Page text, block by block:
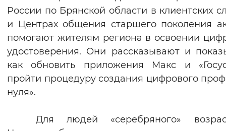
России по Брянской области в клиентских
и Центрах общения старшего поколения
помогают жителям региона в освоении
удостоверения. Они рассказывают и
как обновить приложения Mакс и
пройти процедуру создания цифрового
нуля».
Для людей «серебряного»